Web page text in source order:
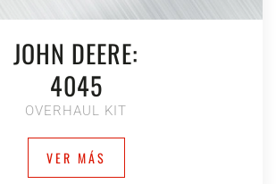
JOHN DEERE:
4045
OVERHAUL KIT
VER MÁS